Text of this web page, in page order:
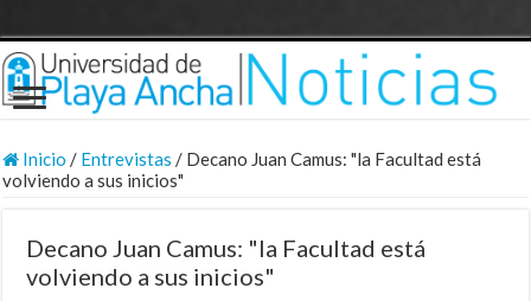
Inicio / Entrevistas / Decano Juan Camus: "la Facultad está
volviendo a sus inicios"
Decano Juan Camus: "la Facultad está
volviendo a sus inicios"